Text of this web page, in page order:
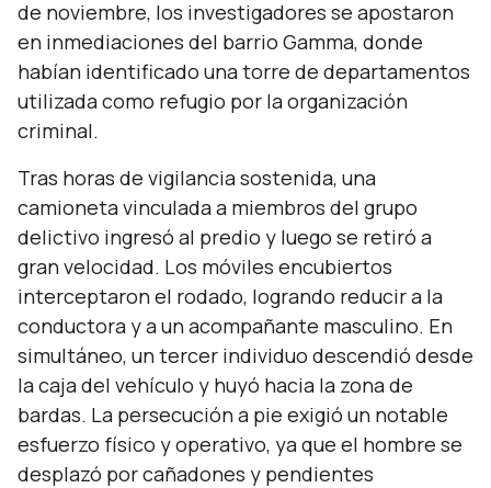
de noviembre, los investigadores se apostaron
en inmediaciones del barrio Gamma, donde
habían identificado una torre de departamentos
utilizada como refugio por la organización
criminal.
Tras horas de vigilancia sostenida, una
camioneta vinculada a miembros del grupo
delictivo ingresó al predio y luego se retiró a
gran velocidad. Los móviles encubiertos
interceptaron el rodado, logrando reducir a la
conductora y a un acompañante masculino. En
simultáneo, un tercer individuo descendió desde
la caja del vehículo y huyó hacia la zona de
bardas. La persecución a pie exigió un notable
esfuerzo físico y operativo, ya que el hombre se
desplazó por cañadones y pendientes